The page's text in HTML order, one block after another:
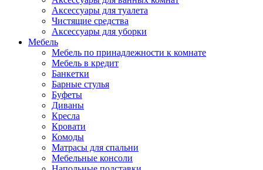
Аксессуары для туалета
Чистящие средства
Аксессуары для уборки
Мебель
Мебель по принадлежности к комнате
Мебель в кредит
Банкетки
Барные стулья
Буфеты
Диваны
Кресла
Кровати
Комоды
Матрасы для спальни
Мебельные консоли